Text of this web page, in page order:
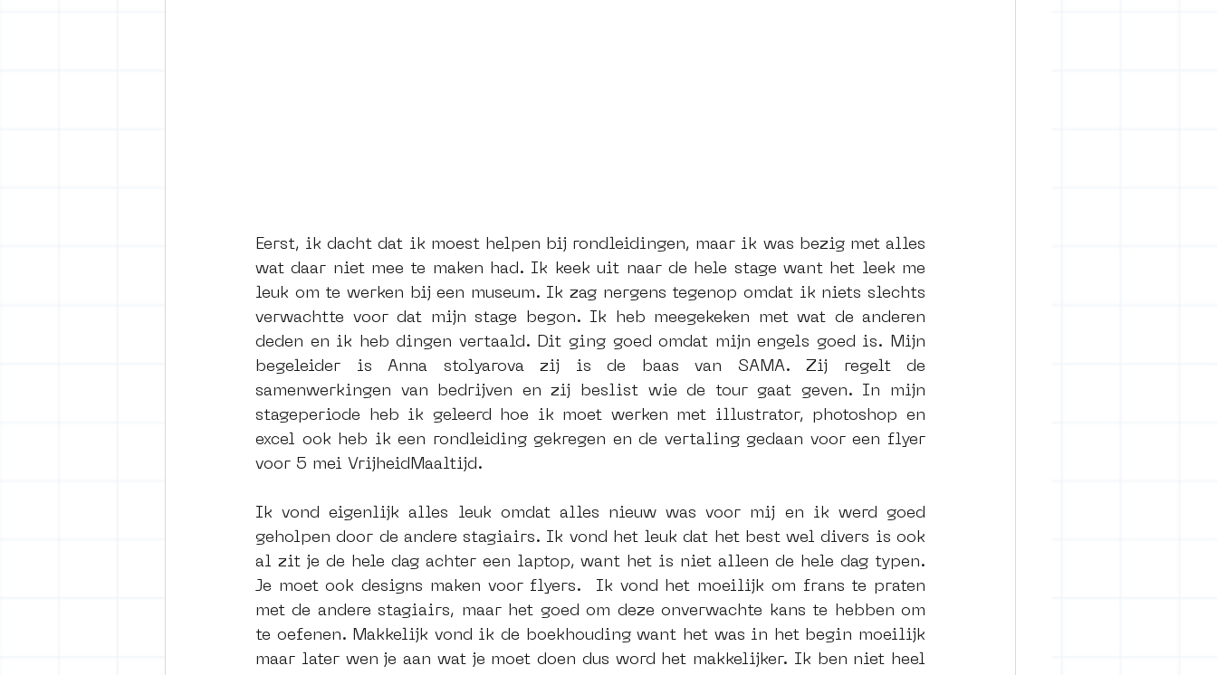
Eerst, ik dacht dat ik moest helpen bij rondleidingen, maar ik was bezig met alles
wat daar niet mee te maken had. Ik keek uit naar de hele stage want het leek me
leuk om te werken bij een museum. Ik zag nergens tegenop omdat ik niets slechts
verwachtte voor dat mijn stage begon. Ik heb meegekeken met wat de anderen
deden en ik heb dingen vertaald. Dit ging goed omdat mijn engels goed is. Mijn
begeleider is Anna stolyarova zij is de baas van SAMA. Zij regelt de
samenwerkingen van bedrijven en zij beslist wie de tour gaat geven. In mijn
stageperiode heb ik geleerd hoe ik moet werken met illustrator, photoshop en
excel ook heb ik een rondleiding gekregen en de vertaling gedaan voor een flyer
voor 5 mei VrijheidMaaltijd.
Ik vond eigenlijk alles leuk omdat alles nieuw was voor mij en ik werd goed
geholpen door de andere stagiairs. Ik vond het leuk dat het best wel divers is ook
al zit je de hele dag achter een laptop, want het is niet alleen de hele dag typen.
Je moet ook designs maken voor flyers.  Ik vond het moeilijk om frans te praten
met de andere stagiairs, maar het goed om deze onverwachte kans te hebben om
te oefenen. Makkelijk vond ik de boekhouding want het was in het begin moeilijk
maar later wen je aan wat je moet doen dus word het makkelijker. Ik ben niet heel